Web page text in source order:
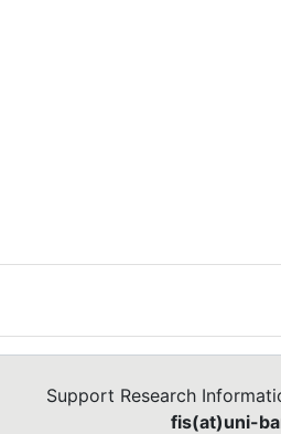
Support Research
fis(at)uni-